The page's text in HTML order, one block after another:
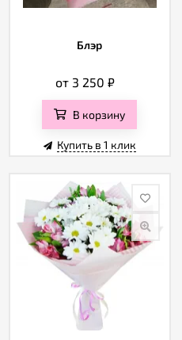
Блэр
от 3 250 ₽
В корзину
Купить в 1 клик